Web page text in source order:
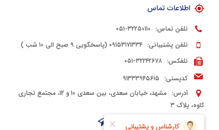
اطلاعات تماس
تلفن تماس: ۳۲۲۵۰۱۱۰-۰۵۱
تلفن پشتیبانی: ۰۹۱۵۳۱۷۱۳۳۴ (پاسخگویی ۹ صبح الی ۱۰ شب )
تلفکس: ۳۲۲۴۲۶۷۸-۰۵۱
کدپستی: ۹۱۳۳۳۹۴۵۶۱۵
آدرس:
مشهد، خیابان سعدی، بین سعدی ۱۰ و ۱۲، مجتمع تجاری
کاوه، پلاک ۳
شبکه های اجتماعی: